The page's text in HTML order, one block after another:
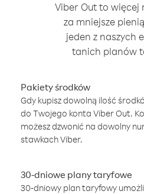
Viber Out to więcej
za mniejsze
jeden z naszych
tanich planów
Pakiety środków
Gdy kupisz dowolną ilość
do Twojego konta Viber Out.
możesz dzwonić na dowolny
stawkach Viber.
30-dniowe plany taryfowe
30-dniowy plan taryfowy